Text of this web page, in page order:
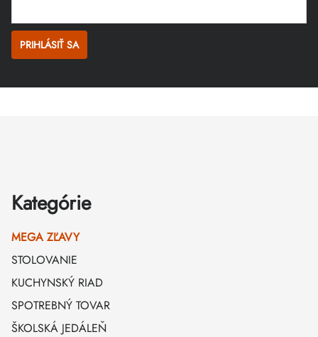
PRIHLÁSIŤ SA
Kategórie
MEGA ZĽAVY
STOLOVANIE
KUCHYNSKÝ RIAD
SPOTREBNÝ TOVAR
ŠKOLSKÁ JEDÁLEŇ